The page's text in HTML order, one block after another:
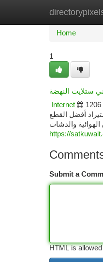
Home
Home
1
ستلايت النهضة
Internet
أفضل القطع
والدشات
https://
Submit a
HTML is allowed